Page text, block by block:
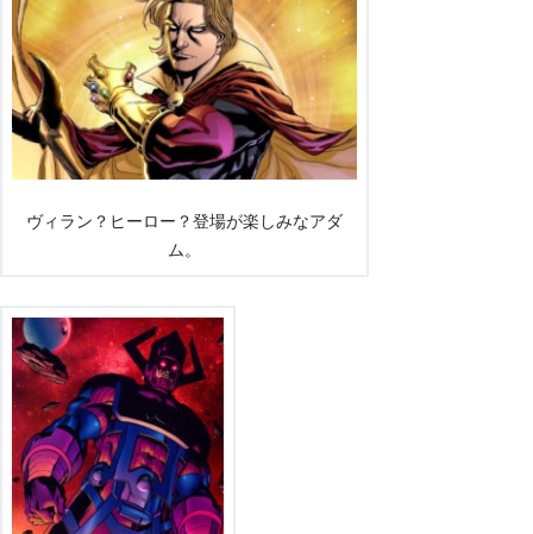
ヴィラン？ヒーロー？登場が楽しみなアダ
ム。